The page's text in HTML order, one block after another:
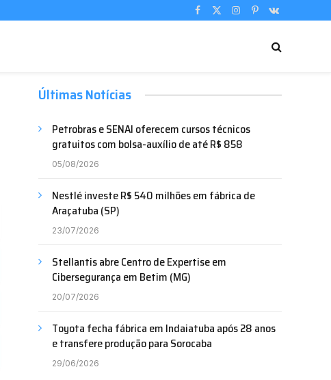
Facebook
X
Instagram
PinterestVKontakte
Últimas Notícias
Petrobras e SENAI oferecem cursos técnicos
gratuitos com bolsa-auxílio de até R$ 858
05/08/2026
Nestlé investe R$ 540 milhões em fábrica de
Araçatuba (SP)
23/07/2026
Stellantis abre Centro de Expertise em
Cibersegurança em Betim (MG)
20/07/2026
Toyota fecha fábrica em Indaiatuba após 28 anos
e transfere produção para Sorocaba
29/06/2026